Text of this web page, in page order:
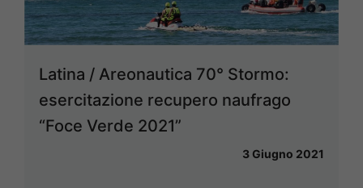
Latina / Areonautica 70° Stormo:
esercitazione recupero naufrago
“Foce Verde 2021”
3 Giugno 2021